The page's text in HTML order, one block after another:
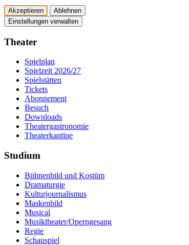
Akzeptieren
Ablehnen
Einstellungen verwalten
Theater
Spielplan
Spielzeit 2026/27
Spielstätten
Tickets
Abonnement
Besuch
Downloads
Theatergastronomie
Theaterkantine
Studium
Bühnenbild und Kostüm
Dramaturgie
Kulturjournalismus
Maskenbild
Musical
Musiktheater/­Operngesang
Regie
Schauspiel